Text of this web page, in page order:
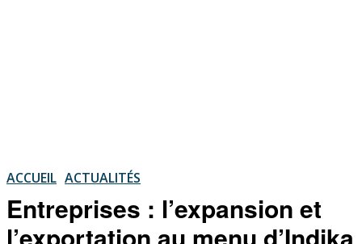
ACCUEIL ACTUALITÉS
Entreprises : l’expansion et
l’exportation au menu d’Indika